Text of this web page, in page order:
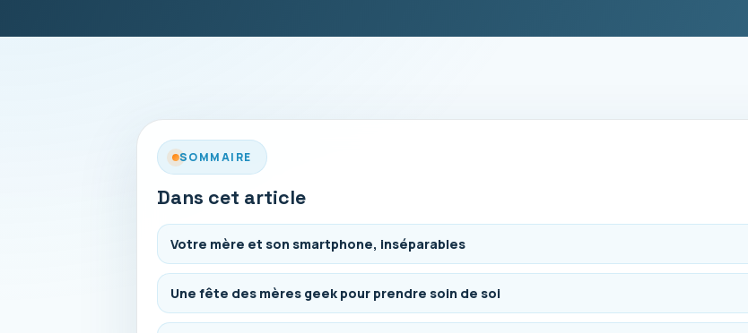
SOMMAIRE
Dans cet article
Votre mère et son smartphone, inséparables
Une fête des mères geek pour prendre soin de soi